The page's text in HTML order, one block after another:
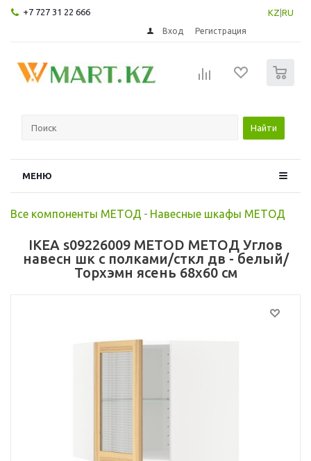
+7 727 31 22 666 KZ RU
Вход Регистрация
Найти
МЕНЮ
Все компоненты МЕТОД - Навесные шкафы МЕТОД
IKEA s09226009 METOD МЕТОД Углов
навесн шк с полками/сткл дв - белый/
Торхэмн ясень 68x60 см